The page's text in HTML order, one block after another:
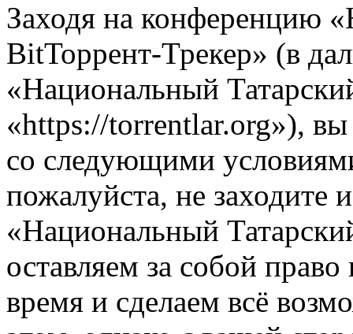
Заходя на конференцию
BitТоррент-Трекер» (в
«Национальный
«https://torrentlar.org»), вы
со следующими
пожалуйста, не заходите
«Национальный
оставляем за собой
время и сделаем всё